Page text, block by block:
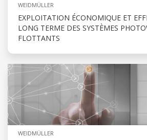
WEIDMÜLLER
EXPLOITATION ÉCONOMIQUE ET
LONG TERME DES SYSTÈMES
FLOTTANTS
WEIDMÜLLER